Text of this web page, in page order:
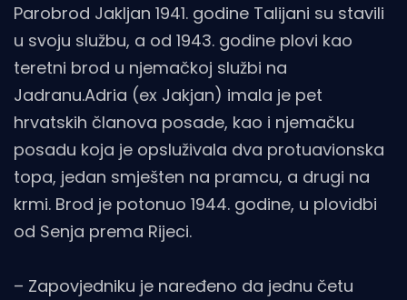
Parobrod Jakljan 1941. godine Talijani su stavili
u svoju službu, a od 1943. godine plovi kao
teretni brod u njemačkoj službi na
Jadranu.Adria (ex Jakjan) imala je pet
hrvatskih članova posade, kao i njemačku
posadu koja je opsluživala dva protuavionska
topa, jedan smješten na pramcu, a drugi na
krmi. Brod je potonuo 1944. godine, u plovidbi
od Senja prema Rijeci.
– Zapovjedniku je naređeno da jednu četu